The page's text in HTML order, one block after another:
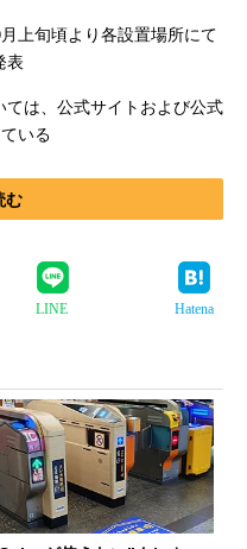
上旬頃より各設置場所にて
表
は、公式サイトおよび公式
いる
む
LINE Hatena